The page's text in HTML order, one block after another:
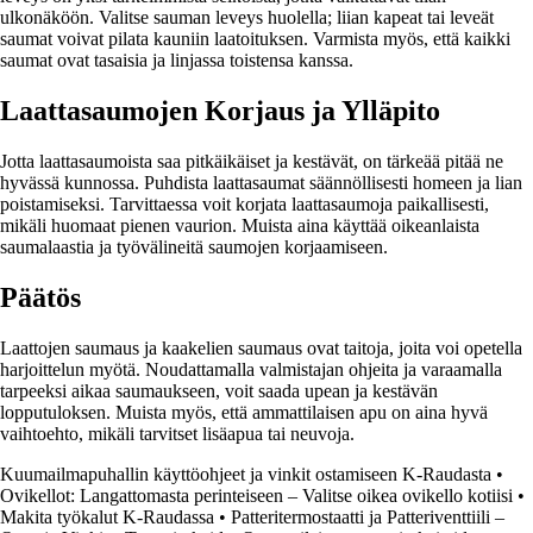
ulkonäköön. Valitse sauman leveys huolella; liian kapeat tai leveät
saumat voivat pilata kauniin laatoituksen. Varmista myös, että kaikki
saumat ovat tasaisia ja linjassa toistensa kanssa.
Laattasaumojen Korjaus ja Ylläpito
Jotta laattasaumoista saa pitkäikäiset ja kestävät, on tärkeää pitää ne
hyvässä kunnossa. Puhdista laattasaumat säännöllisesti homeen ja lian
poistamiseksi. Tarvittaessa voit korjata laattasaumoja paikallisesti,
mikäli huomaat pienen vaurion. Muista aina käyttää oikeanlaista
saumalaastia ja työvälineitä saumojen korjaamiseen.
Päätös
Laattojen saumaus ja kaakelien saumaus ovat taitoja, joita voi opetella
harjoittelun myötä. Noudattamalla valmistajan ohjeita ja varaamalla
tarpeeksi aikaa saumaukseen, voit saada upean ja kestävän
lopputuloksen. Muista myös, että ammattilaisen apu on aina hyvä
vaihtoehto, mikäli tarvitset lisäapua tai neuvoja.
Kuumailmapuhallin käyttöohjeet ja vinkit ostamiseen K-Raudasta •
Ovikellot: Langattomasta perinteiseen – Valitse oikea ovikello kotiisi •
Makita työkalut K-Raudassa • Patteritermostaatti ja Patteriventtiili –